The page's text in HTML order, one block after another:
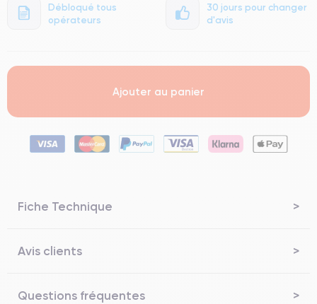
Débloqué tous
opérateurs
30 jours pour changer
d'avis
Ajouter au panier
Fiche Technique
Avis clients
Questions fréquentes